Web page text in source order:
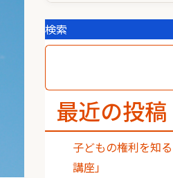
検索
最近の投稿
子どもの権利を知
講座」